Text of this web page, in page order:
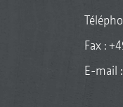
Fax :
E-mail :